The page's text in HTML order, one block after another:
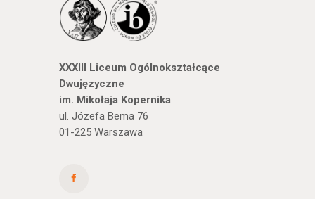
XXXIII Liceum Ogólnokształcące
Dwujęzyczne
im. Mikołaja Kopernika
ul. Józefa Bema 76
01-225 Warszawa